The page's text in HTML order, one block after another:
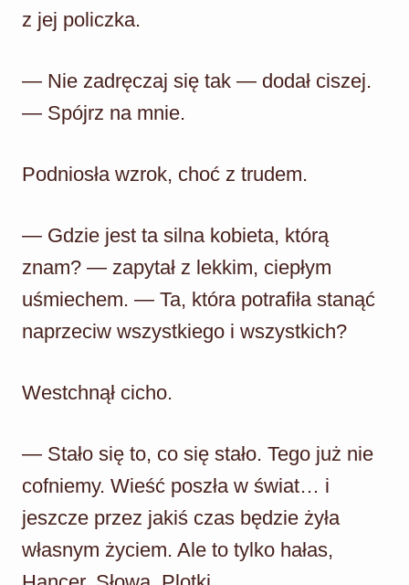
z jej policzka.
— Nie zadręczaj się tak — dodał ciszej.
— Spójrz na mnie.
Podniosła wzrok, choć z trudem.
— Gdzie jest ta silna kobieta, którą
znam? — zapytał z lekkim, ciepłym
uśmiechem. — Ta, która potrafiła stanąć
naprzeciw wszystkiego i wszystkich?
Westchnął cicho.
— Stało się to, co się stało. Tego już nie
cofniemy. Wieść poszła w świat… i
jeszcze przez jakiś czas będzie żyła
własnym życiem. Ale to tylko hałas,